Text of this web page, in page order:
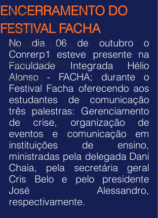
Artigos
Entrevistas
Materiais para Estudo
Vagas de Trabalho
Informação
ENCERRAMENTO DO
FESTIVAL FACHA
No dia 06 de outubro o
Conrerp1 esteve presente na
Faculdade Integrada Hélio
Alonso - FACHA; durante o
Festival Facha oferecendo aos
estudantes de comunicação
três palestras: Gerenciamento
de crise, organização de
eventos e comunicação em
instituições de ensino,
ministradas pela delegada Dani
Chaia, pela secretária geral
Cris Belo e pelo presidente
José Alessandro,
respectivamente.